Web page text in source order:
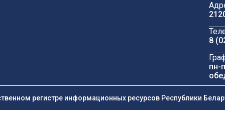
8
пн-
регистре информационных ресурсов Республики